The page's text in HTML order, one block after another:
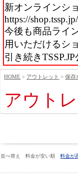
新オンラインシ
https://shop.tssp.jp/
今後も商品ライ
用いただけるシ
引き続き
HOME > アウトレット >保存
アウト
並べ替え 料金が安い順料金が